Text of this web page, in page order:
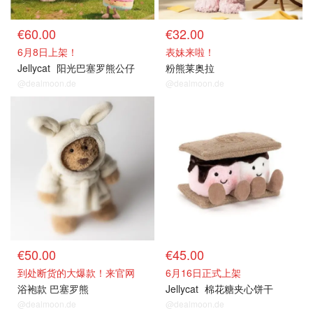
€60.00
6月8日上架！
Jellycat 阳光巴塞罗熊公仔
@dealmoon.de
€32.00
表妹来啦！
粉熊莱奥拉
@dealmoon.de
€50.00
到处断货的大爆款！来官网
浴袍款 巴塞罗熊
@dealmoon.de
€45.00
6月16日正式上架
Jellycat 棉花糖夹心饼干
@dealmoon.de